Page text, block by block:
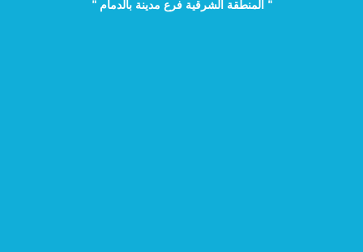
" المنطقة الشرقية فرع مدينة بالدمام "